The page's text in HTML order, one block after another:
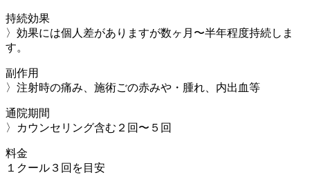
持続効果
〉効果には個人差がありますが数ヶ月〜半年程度持続しま
す。
副作用
〉注射時の痛み、施術ごの赤みや・腫れ、内出血等
通院期間
〉カウンセリング含む２回〜５回
料金
１クール３回を目安